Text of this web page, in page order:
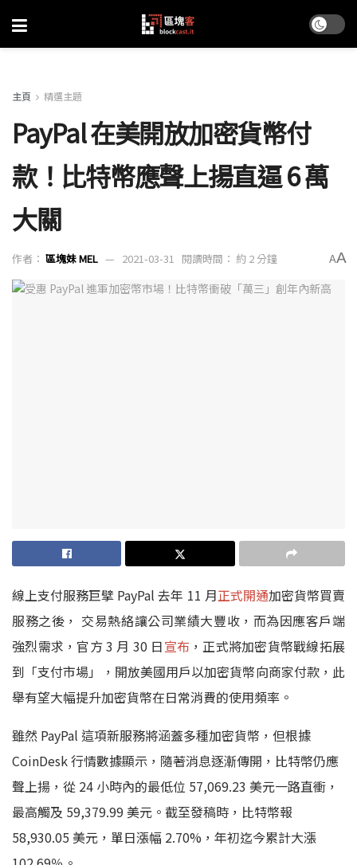
主頁 精選主題
PayPal 在美開放加密貨幣付
款！比特幣應聲上揚直逼 6 萬
大關
作者： 區塊妹 MEL 2021-03-31 閱讀時間： 約 2 分鐘 AA
線上支付服務巨擘 PayPal 去年 11 月正式開通加密貨幣買賣
服務之後， 交易熱絡讓公司業績大豐收，而為因應客戶端
強烈需求，官方 3 月 30 日宣布 ，正式將加密貨幣戰線拓展
到「支付市場」，開放美國用戶以加密貨幣向商家付款，此
舉有望大幅提升加密貨幣在日常消費的使用頻率。
雖然 PayPal 這項新服務將涵蓋多種加密貨幣，但根據
CoinDesk 行情數據顯示，隨著消息逐漸傳開，比特幣仍應
聲上揚，從 24 小時內的最低位 57,069.23 美元一路直衝，
最高觸及 59,379.99 美元。截至發稿時，比特幣報
58,930.05 美元，單日漲幅 2.70%，年初迄今累計大漲